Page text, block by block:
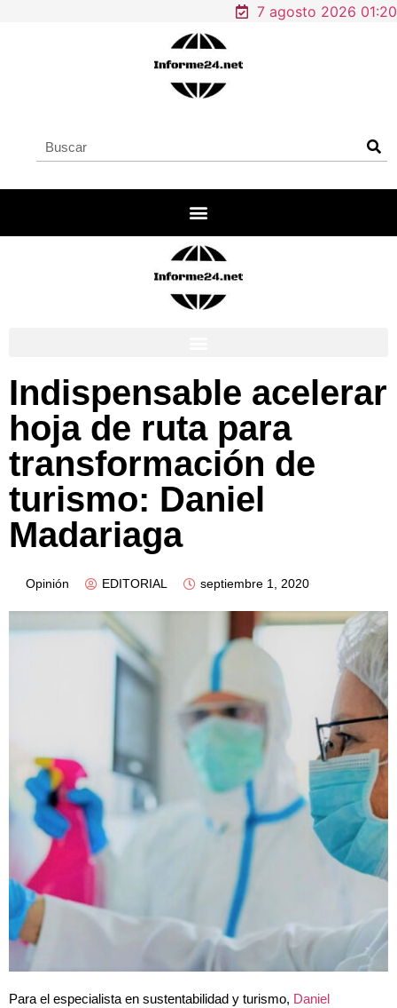
7 agosto 2026 01:20
Indispensable acelerar
hoja de ruta para
transformación de
turismo: Daniel
Madariaga
Opinión EDITORIAL septiembre 1, 2020
Para el especialista en sustentabilidad y turismo, Daniel